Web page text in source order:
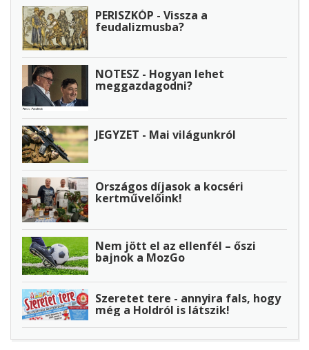
PERISZKÓP - Vissza a
feudalizmusba?
NOTESZ - Hogyan lehet
meggazdagodni?
JEGYZET - Mai világunkról
Országos díjasok a kocséri
kertművelőink!
Nem jött el az ellenfél – őszi
bajnok a MozGo
Szeretet tere - annyira fals, hogy
még a Holdról is látszik!